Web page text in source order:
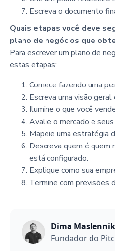
Escreva o documento
Quais etapas você deve
plano de negócios que
Para escrever um plano de
estas etapas:
Comece fazendo uma
Escreva uma visão
Ilumine o que você
Avalie o mercado e seus
Mapeie uma estratégia
Descreva quem é quem
está configurado.
Explique como sua
Termine com previsões
Dima
Fundador do